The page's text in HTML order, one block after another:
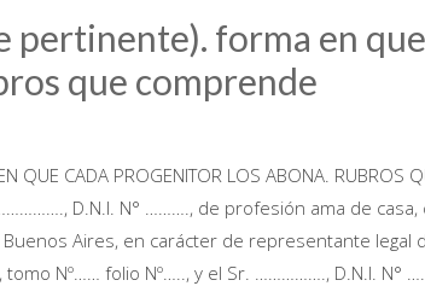
pertinente). forma en que
que comprende
QUE CADA PROGENITOR LOS ABONA. RUBROS
D.N.I. N° ………., de profesión ama de casa,
Aires, en carácter de representante legal
Nº…… folio Nº….., y el Sr. ……………., D.N.I. N°